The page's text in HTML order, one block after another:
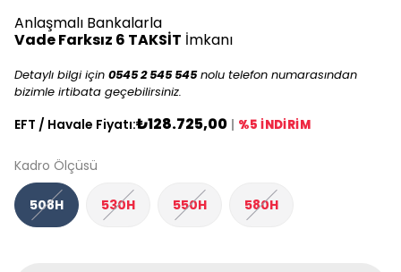
Anlaşmalı Bankalarla
Vade Farksız 6 TAKSİT İmkanı
Detaylı bilgi için 0545 2 545 545nolu telefon numarasından
bizimle irtibata geçebilirsiniz.
EFT / Havale Fiyatı:₺128.725,00 | %5 İNDİRİM
Kadro Ölçüsü
508H 530H 550H 580H